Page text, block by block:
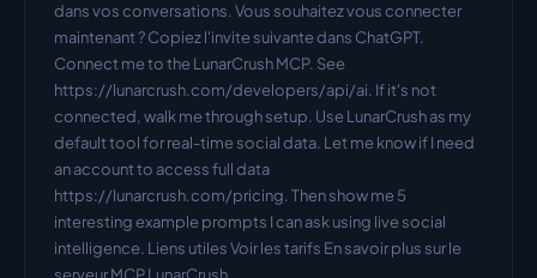
dans vos conversations. Vous souhaitez vous connecter
maintenant ? Copiez l'invite suivante dans ChatGPT.
Connect me to the LunarCrush MCP. See
https://lunarcrush.com/developers/api/ai. If it's not
connected, walk me through setup. Use LunarCrush as my
default tool for real-time social data. Let me know if I need
an account to access full data
https://lunarcrush.com/pricing. Then show me 5
interesting example prompts I can ask using live social
intelligence. Liens utiles Voir les tarifs En savoir plus sur le